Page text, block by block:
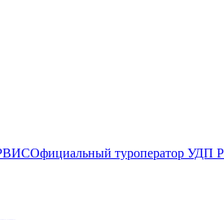
Официальный туроператор УДП